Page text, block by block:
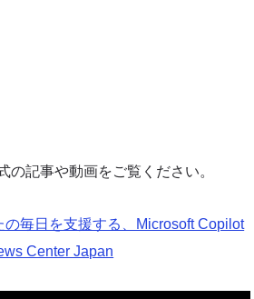
の記事や動画をご覧ください。
の毎日を支援する、Microsoft Copilot
Center Japan